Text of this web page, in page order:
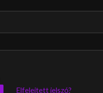
Elfelejtett jelszó?